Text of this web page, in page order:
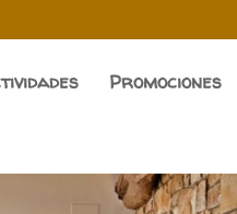
Promociones